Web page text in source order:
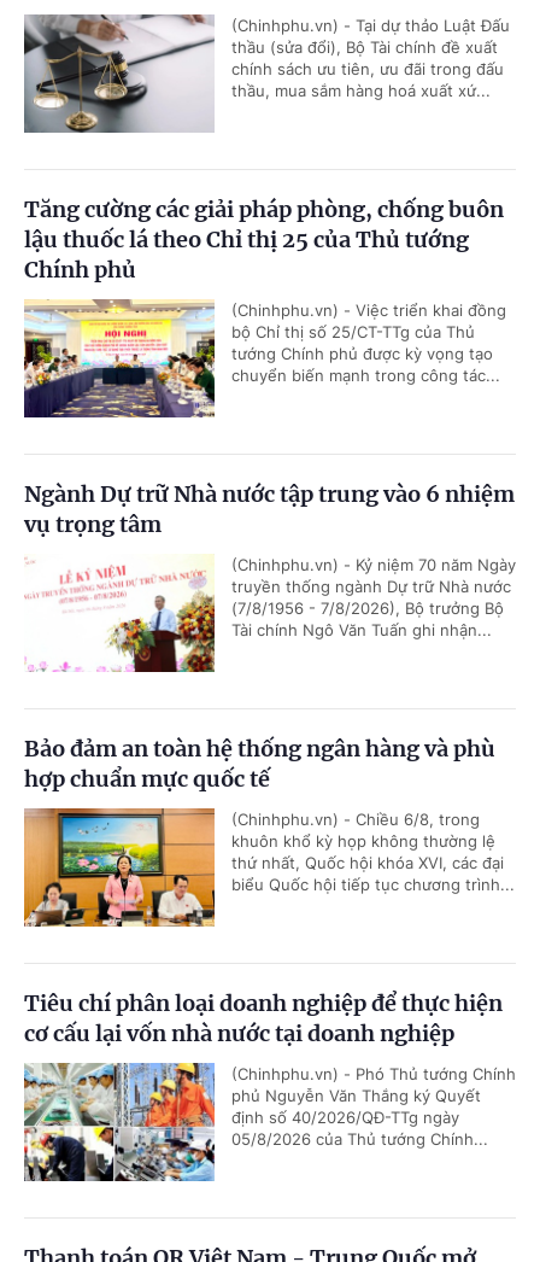
(Chinhphu.vn) - Tại dự thảo Luật Đấu
thầu (sửa đổi), Bộ Tài chính đề xuất
chính sách ưu tiên, ưu đãi trong đấu
thầu, mua sắm hàng hoá xuất xứ...
Tăng cường các giải pháp phòng, chống buôn
lậu thuốc lá theo Chỉ thị 25 của Thủ tướng
Chính phủ
(Chinhphu.vn) - Việc triển khai đồng
bộ Chỉ thị số 25/CT-TTg của Thủ
tướng Chính phủ được kỳ vọng tạo
chuyển biến mạnh trong công tác...
Ngành Dự trữ Nhà nước tập trung vào 6 nhiệm
vụ trọng tâm
(Chinhphu.vn) - Kỷ niệm 70 năm Ngày
truyền thống ngành Dự trữ Nhà nước
(7/8/1956 - 7/8/2026), Bộ trưởng Bộ
Tài chính Ngô Văn Tuấn ghi nhận...
Bảo đảm an toàn hệ thống ngân hàng và phù
hợp chuẩn mực quốc tế
(Chinhphu.vn) - Chiều 6/8, trong
khuôn khổ kỳ họp không thường lệ
thứ nhất, Quốc hội khóa XVI, các đại
biểu Quốc hội tiếp tục chương trình...
Tiêu chí phân loại doanh nghiệp để thực hiện
cơ cấu lại vốn nhà nước tại doanh nghiệp
(Chinhphu.vn) - Phó Thủ tướng Chính
phủ Nguyễn Văn Thắng ký Quyết
định số 40/2026/QĐ-TTg ngày
05/8/2026 của Thủ tướng Chính...